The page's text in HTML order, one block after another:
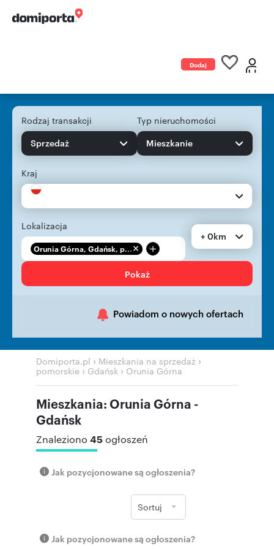
Dodaj
Rodzaj transakcji
Sprzedaż
Typ nieruchomości
Mieszkanie
Kraj
Lokalizacja
Orunia Górna, Gdańsk, p... +
+ 0km
Pokaż
Powiadom o nowych ofertach
Domiporta.pl › Mieszkania na sprzedaż ›
pomorskie › Gdańsk › Orunia Górna
Mieszkania: Orunia Górna -
Gdańsk
Znaleziono 45ogłoszeń
Jak pozycjonowane są ogłoszenia?
Sortuj
Jak pozycjonowane są ogłoszenia?